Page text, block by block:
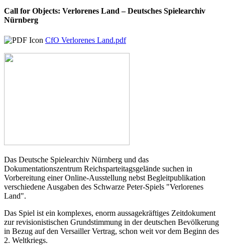
Call for Objects: Verlorenes Land – Deutsches Spielearchiv
Nürnberg
CfO Verlorenes Land.pdf
Das Deutsche Spielearchiv Nürnberg und das
Dokumentationszentrum Reichsparteitagsgelände suchen in
Vorbereitung einer Online-Ausstellung nebst Begleitpublikation
verschiedene Ausgaben des Schwarze Peter-Spiels "Verlorenes
Land".
Das Spiel ist ein komplexes, enorm aussagekräftiges Zeitdokument
zur revisionistischen Grundstimmung in der deutschen Bevölkerung
in Bezug auf den Versailler Vertrag, schon weit vor dem Beginn des
2. Weltkriegs.